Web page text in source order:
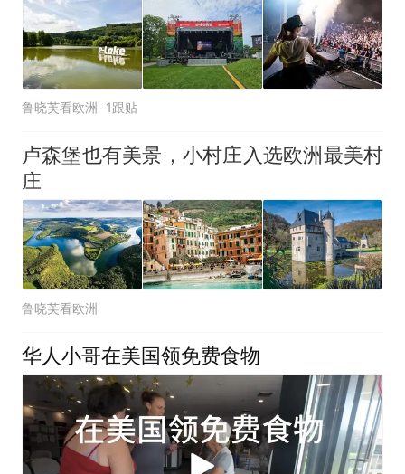
鲁晓芙看欧洲 1跟贴
卢森堡也有美景，小村庄入选欧洲最美村
庄
鲁晓芙看欧洲
华人小哥在美国领免费食物